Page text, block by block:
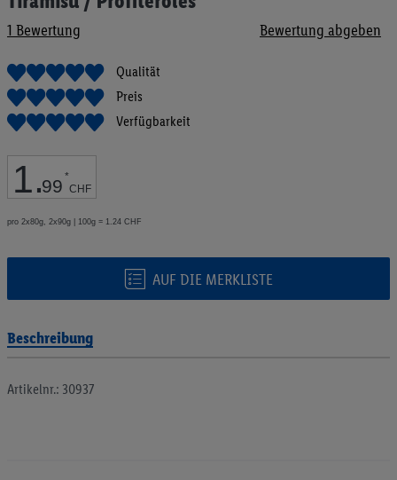
1 Bewertung Bewertung abgeben
Qualität
Preis
Verfügbarkeit
1.99 *
CHF
pro 2x80g, 2x90g | 100g = 1.24 CHF
AUF DIE MERKLISTE
Anfang
der
springen
Beschreibung
Artikelnr.: 30937